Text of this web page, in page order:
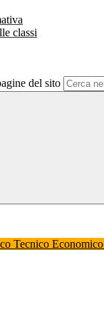
classi
del sito
Tecnico Economico